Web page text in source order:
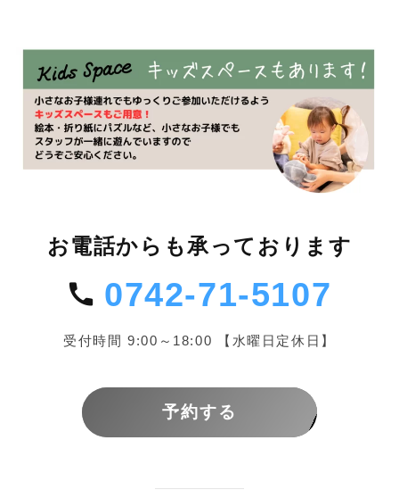
お電話からも承っております
0742-71-5107
受付時間 9:00～18:00 【水曜日定休日】
予約する